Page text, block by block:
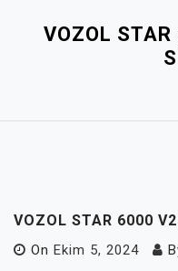
VOZOL
VOZOL STAR 6000
On Ekim 5, 2024